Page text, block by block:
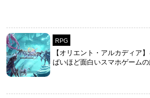
RPG
【オリエント・アルカディア
ばいほど面白いスマホゲームの